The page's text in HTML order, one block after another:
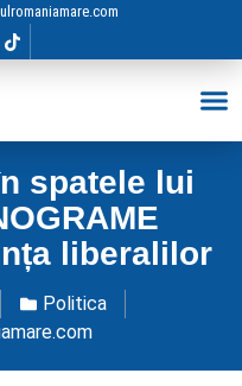
spatele lui
liberalilor
Politica